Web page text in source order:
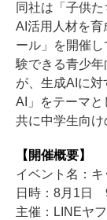
同社は「子供
AI活用人材を育
ール」を開催
験できる青少
が、生成AIに
AI」をテーマと
共に中学生向け
【開催概要】
イベント名：キ
日時：8月1日
主催：LINEヤ